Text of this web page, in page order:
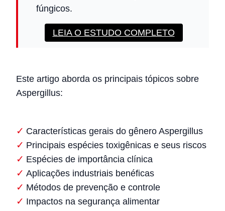
fúngicos.
LEIA O ESTUDO COMPLETO
Este artigo aborda os principais tópicos sobre
Aspergillus:
Características gerais do gênero Aspergillus
Principais espécies toxigênicas e seus riscos
Espécies de importância clínica
Aplicações industriais benéficas
Métodos de prevenção e controle
Impactos na segurança alimentar